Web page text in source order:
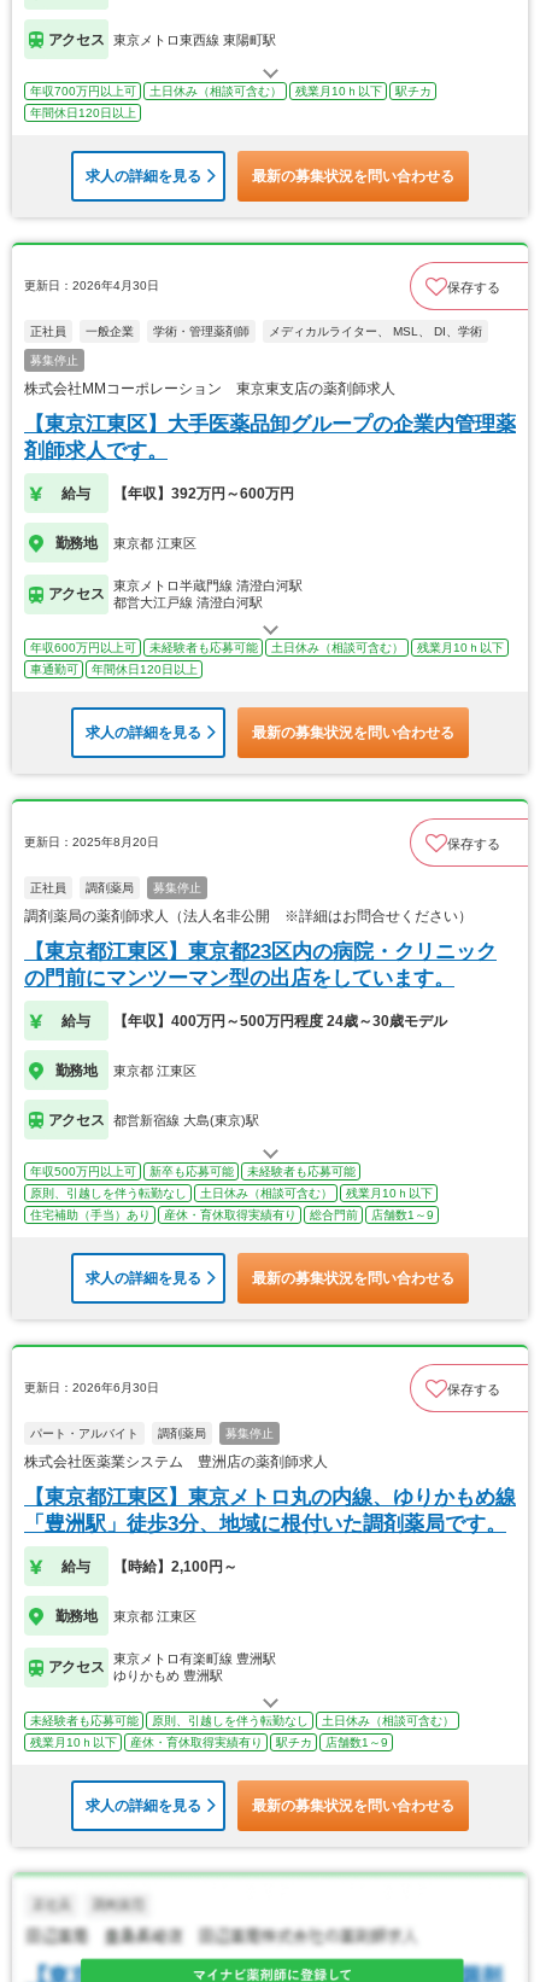
アクセス 東京メトロ東西線 東陽町駅
年収700万円以上可 土日休み（相談可含む） 残業月10ｈ以下
駅チカ
年間休日120日以上
求人の詳細を見る 最新の募集状況を問い合わせる
更新日：2026年4月30日 保存する
正社員 一般企業 学術・管理薬剤師 メディカルライター、 MSL、 DI、学術
募集停止
株式会社MMコーポレーション 東京東支店の薬剤師求人
【東京江東区】大手医薬品卸グループの企業内管理薬
剤師求人です。
給与 【年収】392万円～600万円
勤務地 東京都 江東区
アクセス
東京メトロ半蔵門線 清澄白河駅
都営大江戸線 清澄白河駅
年収600万円以上可 未経験者も応募可能 土日休み（相談可含む）
残業月10ｈ以下
車通勤可
年間休日120日以上
求人の詳細を見る 最新の募集状況を問い合わせる
更新日：2025年8月20日 保存する
正社員 調剤薬局 募集停止
調剤薬局の薬剤師求人（法人名非公開 ※詳細はお問合せください）
【東京都江東区】東京都23区内の病院・クリニック
の門前にマンツーマン型の出店をしています。
給与 【年収】400万円～500万円程度 24歳～30歳モデル
勤務地 東京都 江東区
アクセス 都営新宿線 大島(東京)駅
年収500万円以上可 新卒も応募可能
未経験者も応募可能
原則、引越しを伴う転勤なし
土日休み（相談可含む）
残業月10ｈ以下
住宅補助（手当）あり
産休・育休取得実績有り 総合門前 店舗数1～9
求人の詳細を見る 最新の募集状況を問い合わせる
更新日：2026年6月30日 保存する
パート・アルバイト 調剤薬局 募集停止
株式会社医薬業システム 豊洲店の薬剤師求人
【東京都江東区】東京メトロ丸の内線、ゆりかもめ線
「豊洲駅」徒歩3分、地域に根付いた調剤薬局です。
給与 【時給】2,100円～
勤務地 東京都 江東区
アクセス
東京メトロ有楽町線 豊洲駅
ゆりかもめ 豊洲駅
未経験者も応募可能 原則、引越しを伴う転勤なし
土日休み（相談可含む）
残業月10ｈ以下
産休・育休取得実績有り 駅チカ 店舗数1～9
求人の詳細を見る 最新の募集状況を問い合わせる